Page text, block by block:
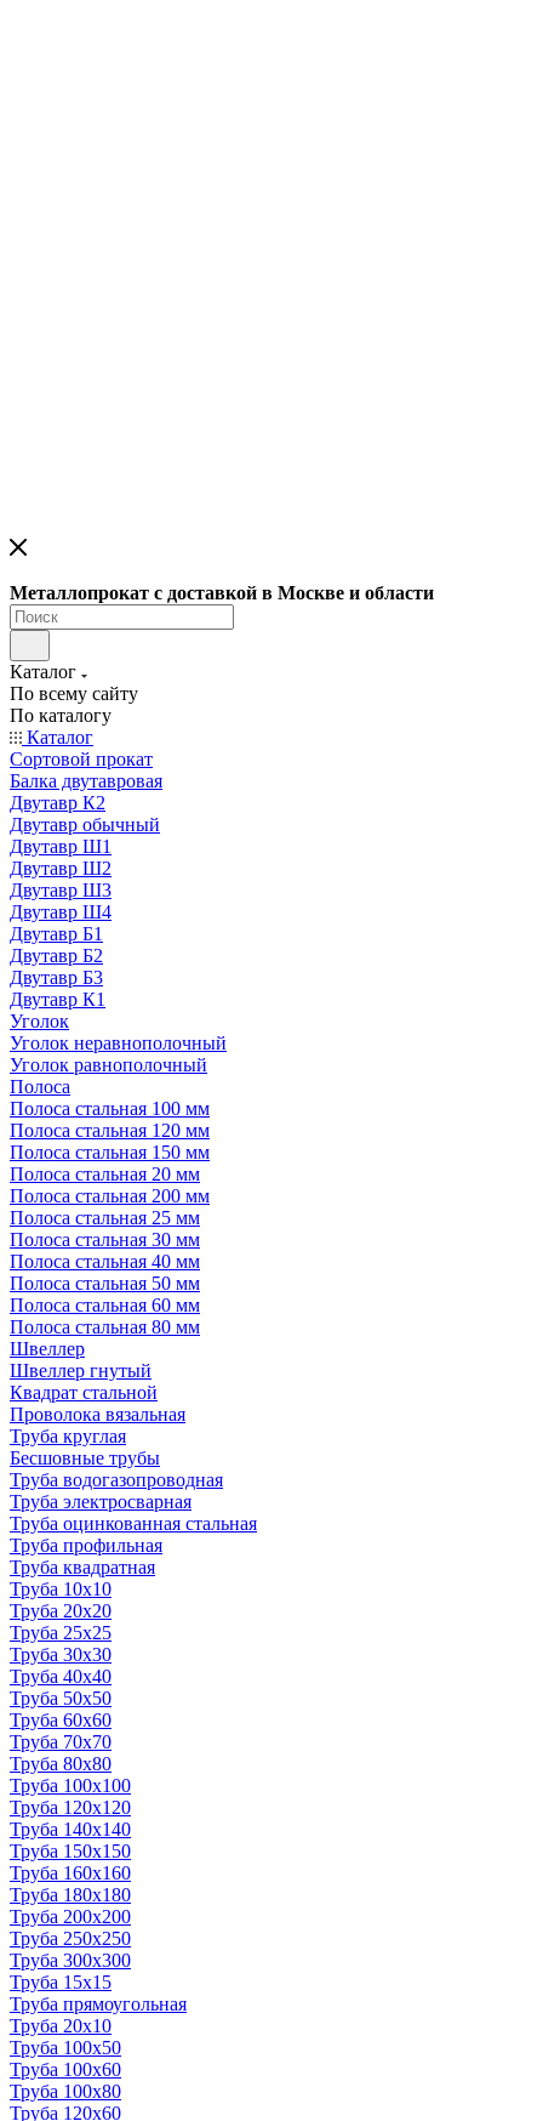
Металлопрокат с доставкой в Москве и области
Каталог
По всему сайту
По каталогу
Каталог
Сортовой прокат
Балка двутавровая
Двутавр К2
Двутавр обычный
Двутавр Ш1
Двутавр Ш2
Двутавр Ш3
Двутавр Ш4
Двутавр Б1
Двутавр Б2
Двутавр Б3
Двутавр К1
Уголок
Уголок неравнополочный
Уголок равнополочный
Полоса
Полоса стальная 100 мм
Полоса стальная 120 мм
Полоса стальная 150 мм
Полоса стальная 20 мм
Полоса стальная 200 мм
Полоса стальная 25 мм
Полоса стальная 30 мм
Полоса стальная 40 мм
Полоса стальная 50 мм
Полоса стальная 60 мм
Полоса стальная 80 мм
Швеллер
Швеллер гнутый
Квадрат стальной
Проволока вязальная
Труба круглая
Бесшовные трубы
Труба водогазопроводная
Труба электросварная
Труба оцинкованная стальная
Труба профильная
Труба квадратная
Труба 10x10
Труба 20x20
Труба 25x25
Труба 30x30
Труба 40x40
Труба 50x50
Труба 60x60
Труба 70x70
Труба 80x80
Труба 100x100
Труба 120x120
Труба 140x140
Труба 150x150
Труба 160x160
Труба 180x180
Труба 200x200
Труба 250x250
Труба 300x300
Труба 15x15
Труба прямоугольная
Труба 20x10
Труба 100x50
Труба 100x60
Труба 100x80
Труба 120x60